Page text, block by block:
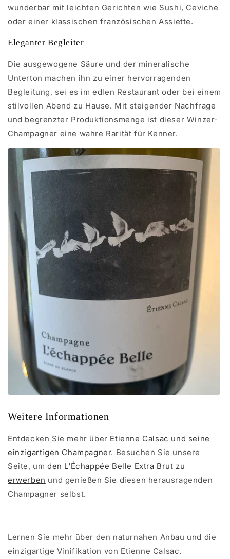
wunderbar mit leichten Gerichten wie Sushi, Ceviche
oder einer klassischen französischen Assiette.
Eleganter Begleiter
Die ausgewogene Säure und der mineralische
Unterton machen ihn zu einer hervorragenden
Begleitung, sei es im edlen Restaurant oder bei einem
stilvollen Abend zu Hause. Mit steigender Nachfrage
und begrenzter Produktionsmenge ist dieser Winzer-
Champagner eine wahre Rarität für Kenner.
Weitere Informationen
Entdecken Sie mehr über Etienne Calsac und seine
einzigartigen Champagner. Besuchen Sie unsere
Seite, um den L'Échappée Belle Extra Brut zu
erwerben und genießen Sie diesen herausragenden
Champagner selbst.
Lernen Sie mehr über den naturnahen Anbau und die
einzigartige Vinifikation von Etienne Calsac.